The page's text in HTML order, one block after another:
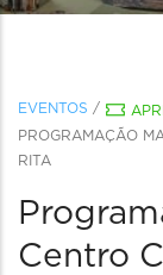
EVENTOS /
PROGRAMAÇÃO
RITA
Centro